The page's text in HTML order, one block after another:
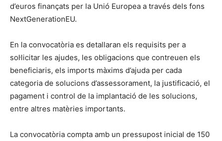
d’euros finançats per la Unió Europea a través dels fons
NextGenerationEU.
En la convocatòria es detallaran els requisits per a
sol·licitar les ajudes, les obligacions que contreuen els
beneficiaris, els imports màxims d’ajuda per cada
categoria de solucions d’assessorament, la justificació, el
pagament i control de la implantació de les solucions,
entre altres matèries importants.
La convocatòria compta amb un pressupost inicial de 150